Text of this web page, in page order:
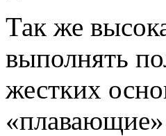
Так же
выполнять
жестких